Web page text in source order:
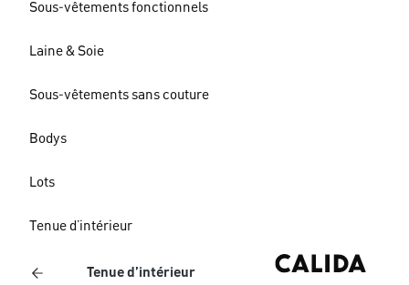
Sous-vêtements fonctionnels
Laine & Soie
Sous-vêtements sans couture
Bodys
Lots
Tenue d’intérieur
Tenue d’intérieur